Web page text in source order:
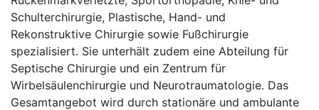
Schulterchirurgie, Plastische, Hand- und
Rekonstruktive Chirurgie sowie Fußchirurgie
spezialisiert. Sie unterhält zudem eine Abteilung für
Septische Chirurgie und ein Zentrum für
Wirbelsäulenchirurgie und Neurotraumatologie. Das
Gesamtangebot wird durch stationäre und ambulante